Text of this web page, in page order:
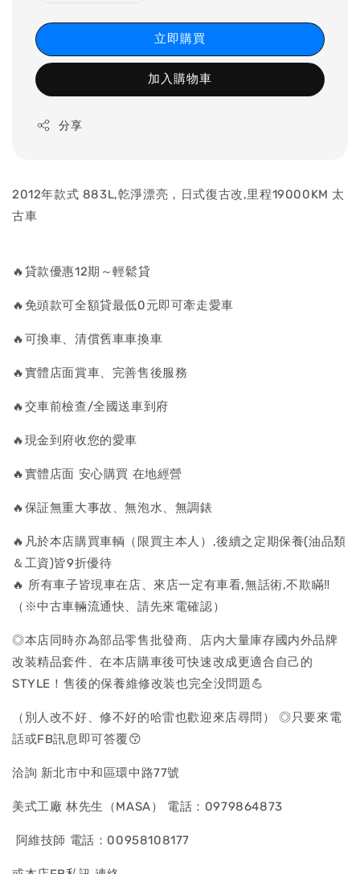
立即購買
加入購物車
分享
2012年款式 883L,亁淨漂亮，日式復古改,里程19000KM 太
古車
🔥貸款優惠12期～輕鬆貸
🔥免頭款可全額貸最低0元即可牽走愛車
🔥可換車、清償舊車車換車
🔥實體店面賞車、完善售後服務
🔥交車前檢查/全國送車到府
🔥現金到府收您的愛車
🔥實體店面 安心購買 在地經營
🔥保証無重大事故、無泡水、無調錶
🔥凡於本店購買車輌（限買主本人）,後續之定期保養(油品類
＆工資)皆9折優待
🔥 所有車子皆現車在店、來店一定有車看,無話術,不欺瞞‼
（※中古車輛流通快、請先來電確認）
◎本店同時亦為部品零售批發商、店内大量庫存國内外品牌
改装精品套件、在本店購車後可快速改成更適合自己的
STYLE！售後的保養維修改装也完全没問題💪
（別人改不好、修不好的哈雷也歡迎來店尋問） ◎只要來電
話或FB訊息即可答覆😙
洽詢 新北市中和區環中路77號
美式工廠 林先生（MASA） 電話：0979864873
阿維技師 電話：00958108177